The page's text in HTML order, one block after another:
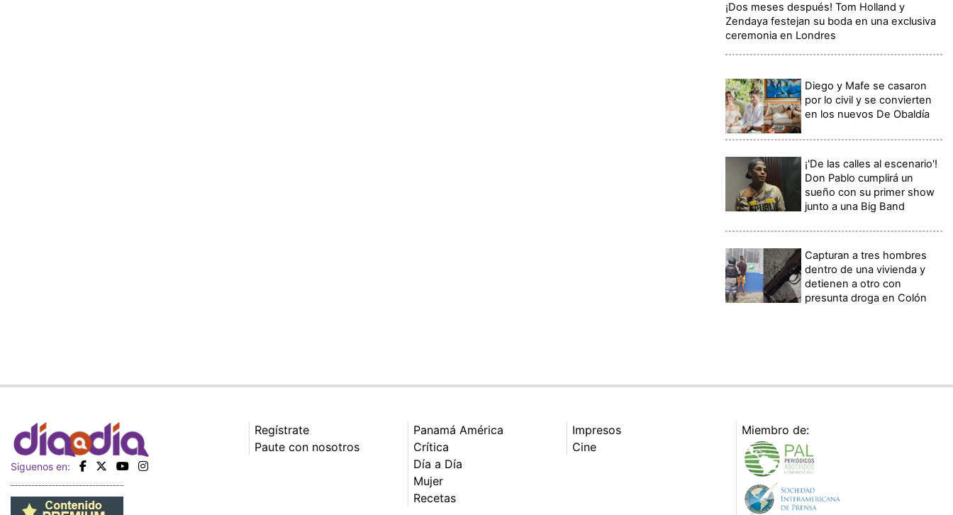
¡Dos meses después! Tom Holland y
Zendaya festejan su boda en una exclusiva
ceremonia en Londres
Diego y Mafe se casaron
por lo civil y se convierten
en los nuevos De Obaldía
¡'De las calles al escenario'!
Don Pablo cumplirá un
sueño con su primer show
junto a una Big Band
Capturan a tres hombres
dentro de una vivienda y
detienen a otro con
presunta droga en Colón
Siguenos en:
Regístrate
Paute con nosotros
Panamá América
Crítica
Día a Día
Mujer
Recetas
Impresos
Cine
Miembro de: